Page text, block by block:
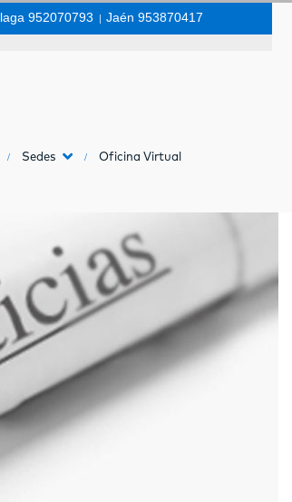
952070793 | Jaén 953870417
Sedes Oficina Virtual